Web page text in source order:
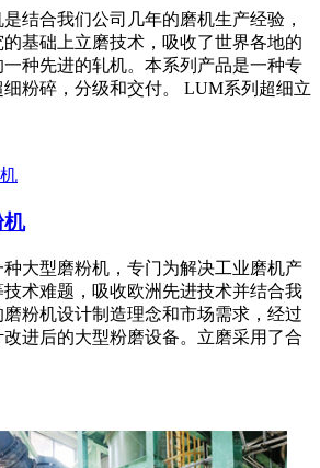
结合我们公司几年的磨机生产经验，
基础上立磨技术，吸收了世界各地的
种先进的轧机。本系列产品是一种专
粉碎，分级和交付。 LUM系列超细立
大型磨粉机，专门为解决工业磨机产
术难题，吸收欧洲先进技术并结合我
粉机设计制造理念和市场需求，经过
进后的大型粉磨设备。立磨采用了合